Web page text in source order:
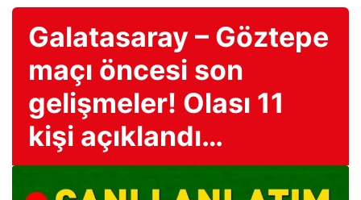
Galatasaray – Göztepe
maçı öncesi son
gelişmeler! Olası 11
kişi açıklandı…